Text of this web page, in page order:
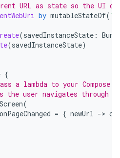
URL as state so the UI
by mutableStateOf(
(savedInstanceState :
(savedInstanceState)
{
a lambda to your
the user navigates through
(
onPageChanged = { newUrl ->